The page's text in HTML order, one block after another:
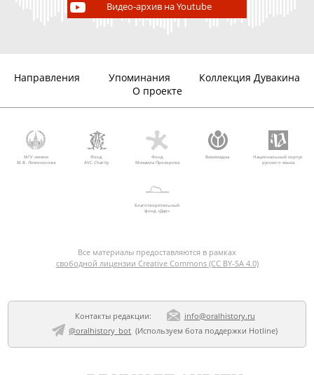
Видео-архив на Youtube
Направления Упоминания
Коллекция Дувакина
О проекте
МГУ имени
М.В. Ломоносова
Фонд
AVC Charity
Фонд
Михаила Прохорова
Викимедиа
Национальный корпус
русского языка
Благотворительный
фонд «Дар»
Все материалы предоставляются в рамках
свободной лицензии Creative Commons (CC BY-SA 4.0)
Контакты редакции:
info@oralhistory.ru
@oralhistory_bot (Используембота поддержки Hotline)